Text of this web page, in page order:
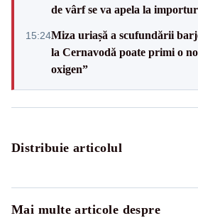
de vârf se va apela la
15:24Miza uriașă a scufundării
la Cernavodă poate primi o
oxigen”
Distribuie articolul
Mai multe articole despre